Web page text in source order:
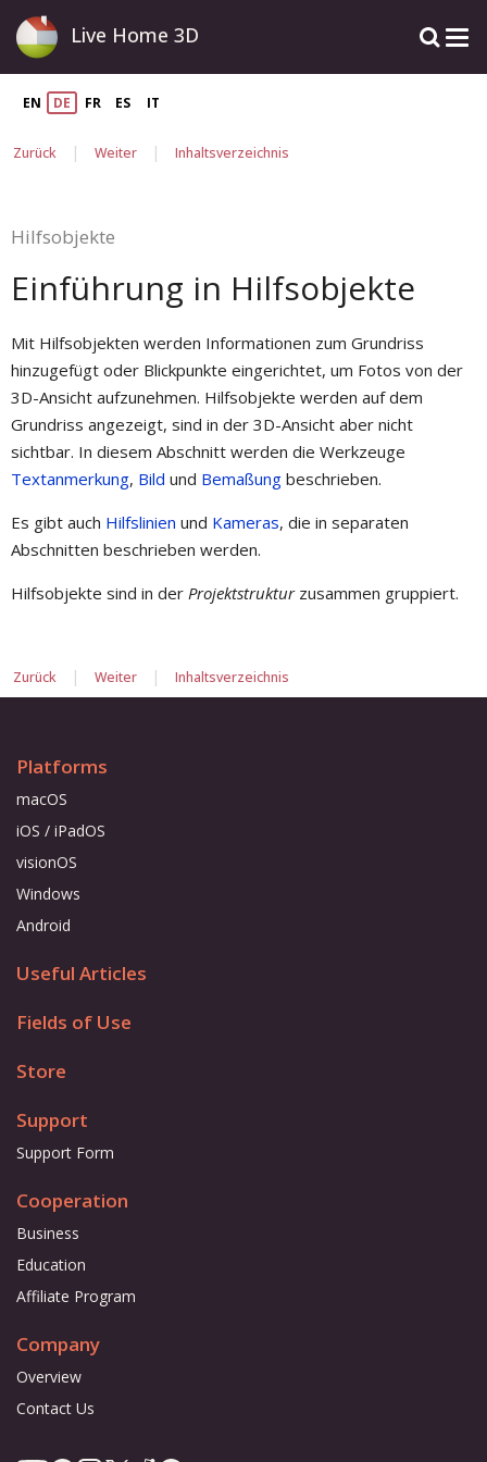
Live Home 3D
EN DE FR ES IT
Zurück | Weiter | Inhaltsverzeichnis
Hilfsobjekte
Einführung in Hilfsobjekte
Mit Hilfsobjekten werden Informationen zum Grundriss
hinzugefügt oder Blickpunkte eingerichtet, um Fotos von der
3D-Ansicht aufzunehmen. Hilfsobjekte werden auf dem
Grundriss angezeigt, sind in der 3D-Ansicht aber nicht
sichtbar. In diesem Abschnitt werden die Werkzeuge
Textanmerkung, Bild und Bemaßung beschrieben.
Es gibt auch Hilfslinien und Kameras, die in separaten
Abschnitten beschrieben werden.
Hilfsobjekte sind in der Projektstrukturzusammen gruppiert.
Zurück | Weiter | Inhaltsverzeichnis
Platforms
macOS
iOS / iPadOS
visionOS
Windows
Android
Useful Articles
Fields of Use
Store
Support
Support Form
Cooperation
Business
Education
Affiliate Program
Company
Overview
Contact Us